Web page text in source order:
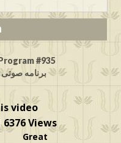
#935
برنامه صوتی شماره
video
Views
Great